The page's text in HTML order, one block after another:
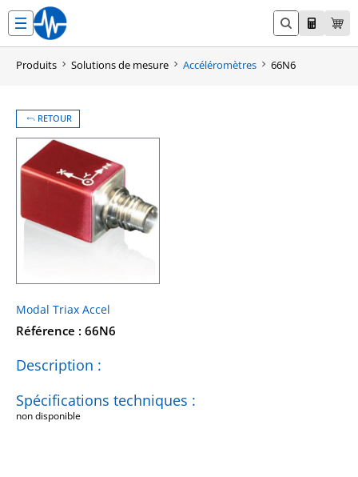
contenu
Produits Solutions de mesure Accéléromètres 66N6
RETOUR
Modal Triax Accel
Référence : 66N6
Spécifications techniques :
non disponible
Description :